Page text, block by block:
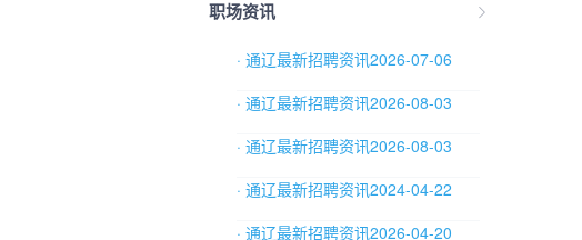
职场资讯
· 通辽最新招聘资讯2026-07-06
· 通辽最新招聘资讯2026-08-03
· 通辽最新招聘资讯2026-08-03
· 通辽最新招聘资讯2024-04-22
· 通辽最新招聘资讯2026-04-20